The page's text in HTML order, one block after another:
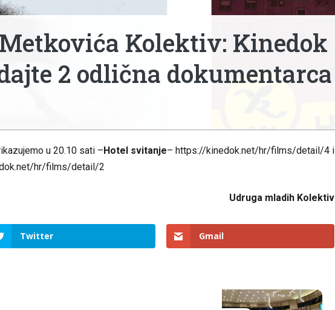
Kolektiv: Kinedok
2 odlična dokumentarca
u 20.10 sati –Hotel svitanje– https://kinedok.net/hr/films/detail/4 i
hr/films/detail/2
Udruga mladih Kolektiv
Twitter Gmail